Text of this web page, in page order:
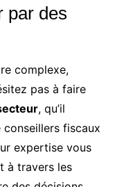
par des
complexe,
pas à faire
, qu’il
conseillers fiscaux
expertise vous
à travers les